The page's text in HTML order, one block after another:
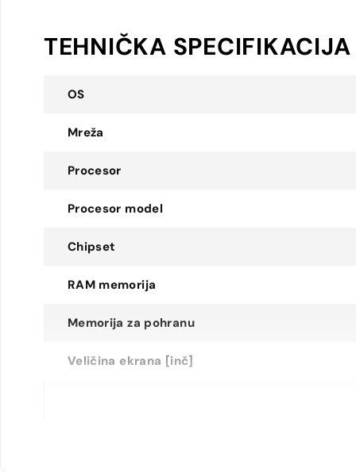
TEHNIČKA SPECIFIKACIJA
OS
Mreža
Procesor
Procesor model
Chipset
RAM memorija
Memorija za pohranu
Veličina ekrana [inč]